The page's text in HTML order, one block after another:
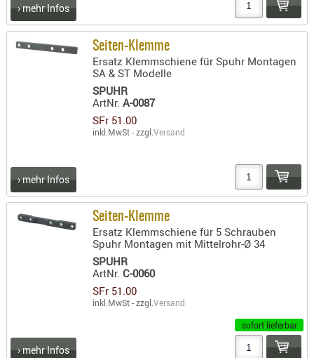
› mehr Infos
Seiten-Klemme
Ersatz Klemmschiene für Spuhr Montagen
SA & ST Modelle
SPUHR
ArtNr.A-0087
SFr 51.00
inkl.MwSt - zzgl.Versand
› mehr Infos
Seiten-Klemme
Ersatz Klemmschiene für 5 Schrauben
Spuhr Montagen mit Mittelrohr-Ø 34
SPUHR
ArtNr.C-0060
SFr 51.00
inkl.MwSt - zzgl.Versand
sofort lieferbar
› mehr Infos